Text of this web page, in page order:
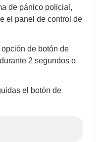
de pánico policial,
el panel de control de
de botón de
2 segundos o
el botón de